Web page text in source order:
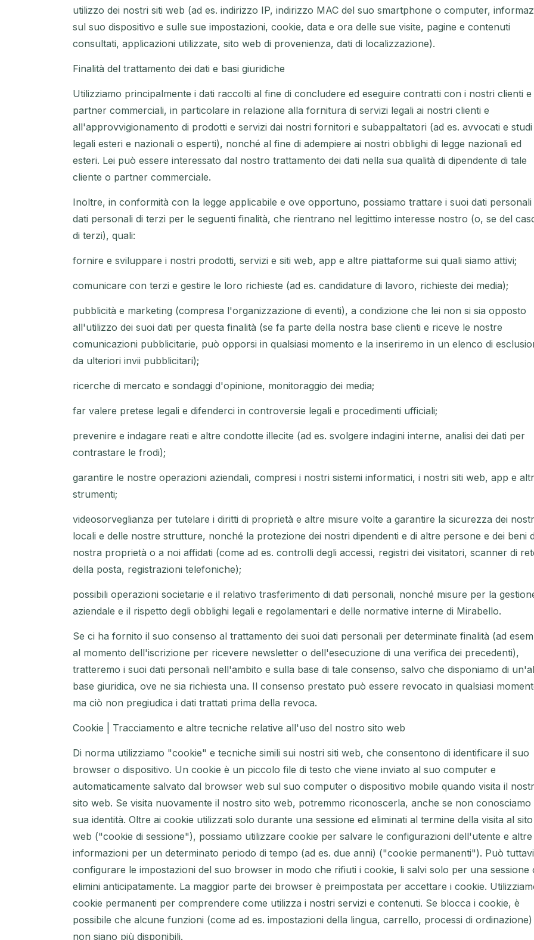
utilizzo dei nostri siti web (ad es. indirizzo IP, indirizzo MAC del suo smartphone o computer,
sul suo dispositivo e sulle sue impostazioni, cookie, data e ora delle sue visite, pagine e contenuti
consultati, applicazioni utilizzate, sito web di provenienza, dati di localizzazione).
Finalità del trattamento dei dati e basi giuridiche
Utilizziamo principalmente i dati raccolti al fine di concludere ed eseguire contratti con i nostri clienti e
partner commerciali, in particolare in relazione alla fornitura di servizi legali ai nostri clienti e
all'approvvigionamento di prodotti e servizi dai nostri fornitori e subappaltatori (ad es. avvocati e studi
legali esteri e nazionali o esperti), nonché al fine di adempiere ai nostri obblighi di legge nazionali ed
esteri. Lei può essere interessato dal nostro trattamento dei dati nella sua qualità di dipendente di tale
cliente o partner commerciale.
Inoltre, in conformità con la legge applicabile e ove opportuno, possiamo trattare i suoi dati personali
dati personali di terzi per le seguenti finalità, che rientrano nel legittimo interesse nostro (o, se del
di terzi), quali:
fornire e sviluppare i nostri prodotti, servizi e siti web, app e altre piattaforme sui quali siamo attivi;
comunicare con terzi e gestire le loro richieste (ad es. candidature di lavoro, richieste dei media);
pubblicità e marketing (compresa l'organizzazione di eventi), a condizione che lei non si sia opposto
all'utilizzo dei suoi dati per questa finalità (se fa parte della nostra base clienti e riceve le nostre
comunicazioni pubblicitarie, può opporsi in qualsiasi momento e la inseriremo in un elenco di
da ulteriori invii pubblicitari);
ricerche di mercato e sondaggi d'opinione, monitoraggio dei media;
far valere pretese legali e difenderci in controversie legali e procedimenti ufficiali;
prevenire e indagare reati e altre condotte illecite (ad es. svolgere indagini interne, analisi dei dati per
contrastare le frodi);
garantire le nostre operazioni aziendali, compresi i nostri sistemi informatici, i nostri siti web, app e
strumenti;
videosorveglianza per tutelare i diritti di proprietà e altre misure volte a garantire la sicurezza dei
locali e delle nostre strutture, nonché la protezione dei nostri dipendenti e di altre persone e dei beni
nostra proprietà o a noi affidati (come ad es. controlli degli accessi, registri dei visitatori, scanner di
della posta, registrazioni telefoniche);
possibili operazioni societarie e il relativo trasferimento di dati personali, nonché misure per la
aziendale e il rispetto degli obblighi legali e regolamentari e delle normative interne di Mirabello.
Se ci ha fornito il suo consenso al trattamento dei suoi dati personali per determinate finalità (ad
al momento dell'iscrizione per ricevere newsletter o dell'esecuzione di una verifica dei precedenti),
tratteremo i suoi dati personali nell'ambito e sulla base di tale consenso, salvo che disponiamo di
base giuridica, ove ne sia richiesta una. Il consenso prestato può essere revocato in qualsiasi
ma ciò non pregiudica i dati trattati prima della revoca.
Cookie | Tracciamento e altre tecniche relative all'uso del nostro sito web
Di norma utilizziamo "cookie" e tecniche simili sui nostri siti web, che consentono di identificare il suo
browser o dispositivo. Un cookie è un piccolo file di testo che viene inviato al suo computer e
automaticamente salvato dal browser web sul suo computer o dispositivo mobile quando visita il
sito web. Se visita nuovamente il nostro sito web, potremmo riconoscerla, anche se non conosciamo
sua identità. Oltre ai cookie utilizzati solo durante una sessione ed eliminati al termine della visita al sito
web ("cookie di sessione"), possiamo utilizzare cookie per salvare le configurazioni dell'utente e altre
informazioni per un determinato periodo di tempo (ad es. due anni) ("cookie permanenti"). Può
configurare le impostazioni del suo browser in modo che rifiuti i cookie, li salvi solo per una sessione
elimini anticipatamente. La maggior parte dei browser è preimpostata per accettare i cookie.
cookie permanenti per comprendere come utilizza i nostri servizi e contenuti. Se blocca i cookie, è
possibile che alcune funzioni (come ad es. impostazioni della lingua, carrello, processi di ordinazione)
non siano più disponibili.